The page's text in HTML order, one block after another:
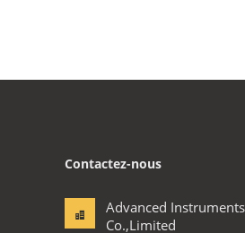
10:05 PM
Good day, what product are you looking